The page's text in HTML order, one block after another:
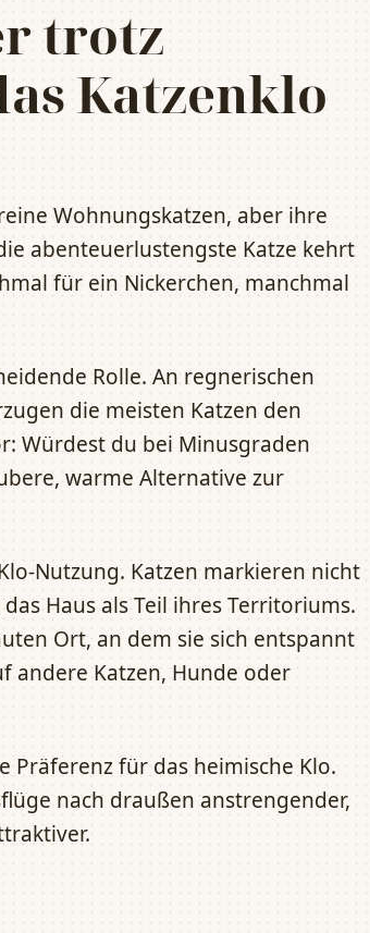
trotz
Katzenklo
Wohnungskatzen, aber ihre
abenteuerlustengste Katze kehrt
für ein Nickerchen, manchmal
Rolle. An regnerischen
die meisten Katzen den
Würdest du bei Minusgraden
warme Alternative zur
Nutzung. Katzen markieren nicht
Haus als Teil ihres Territoriums.
Ort, an dem sie sich entspannt
andere Katzen, Hunde oder
Präferenz für das heimische Klo.
nach draußen anstrengender,